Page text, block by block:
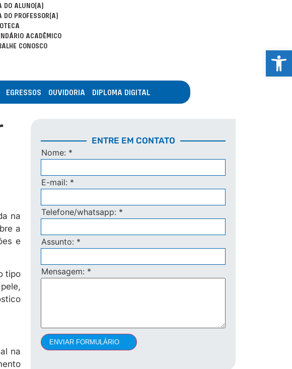
DO ALUNO(A)
DO PROFESSOR(A)
ACADÊMICO
CONOSCO
EGRESSOS OUVIDORIA DIPLOMA DIGITAL
na
a
e
tipo
na
ENTRE EM CONTATO
Nome: *
E-mail: *
Telefone/whatsapp: *
Assunto: *
Mensagem: *
ENVIAR FORMULÁRIO
Abrir